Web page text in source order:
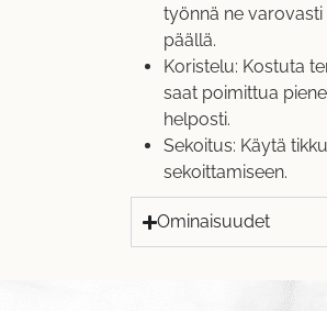
työnnä ne
päällä.
Koristelu: Kostuta
saat poimittua
helposti.
Sekoitus: Käytä
sekoittamiseen.
Ominaisuudet